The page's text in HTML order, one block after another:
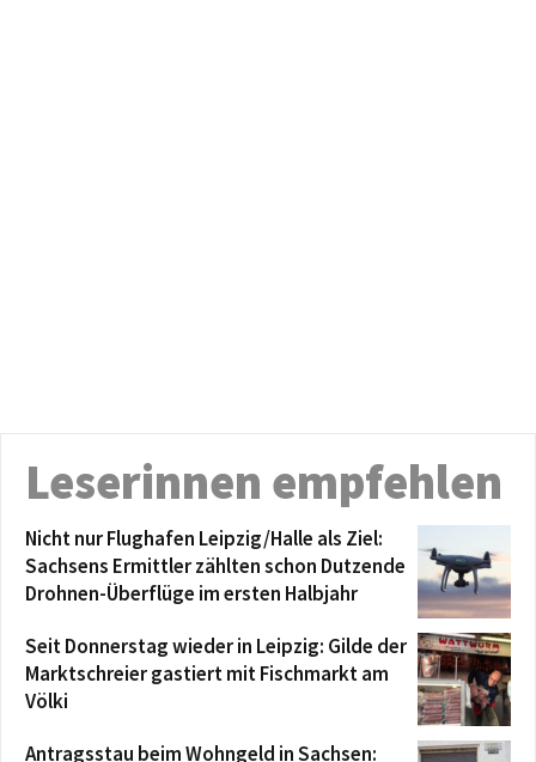
Leserinnen empfehlen
Nicht nur Flughafen Leipzig/Halle als Ziel:
Sachsens Ermittler zählten schon Dutzende
Drohnen-Überflüge im ersten Halbjahr
Seit Donnerstag wieder in Leipzig: Gilde der
Marktschreier gastiert mit Fischmarkt am
Völki
Antragsstau beim Wohngeld in Sachsen: